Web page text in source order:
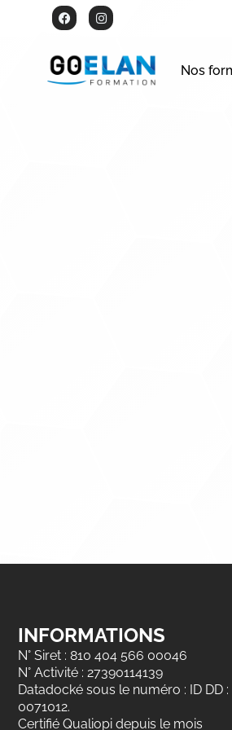
Nos
INFORMATIONS
N° Siret : 810 404 566 00046
N° Activité : 27390114139
Datadocké sous le numéro : ID DD :
0071012.
Certifié Qualiopi depuis le mois